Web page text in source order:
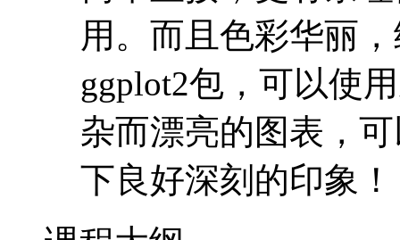
的统计和数据展现
像归纳为一套简单
言，因此建立在其
简单直接，更有条